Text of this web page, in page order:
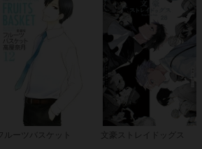
フルーツバスケット 文豪ストレイドッグス